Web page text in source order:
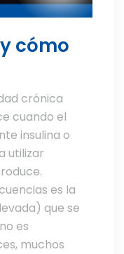
cómo
crónica
cuando el
insulina o
utilizar
es la
que se
es
muchos